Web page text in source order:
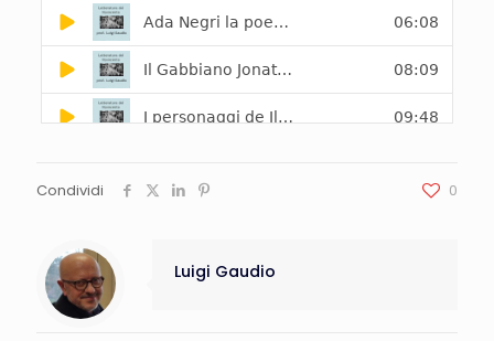
Condividi 0
Luigi Gaudio